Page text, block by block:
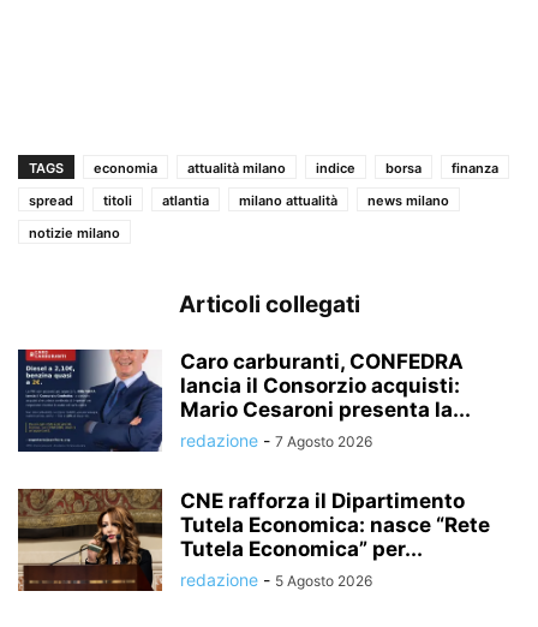
TAGS economia attualità milano indice borsa
finanza
spread
titoli atlantia milano attualità
news milano
notizie milano
Articoli collegati
Caro carburanti, CONFEDRA
lancia il Consorzio acquisti:
Mario Cesaroni presenta la...
redazione - 7 Agosto 2026
CNE rafforza il Dipartimento
Tutela Economica: nasce “Rete
Tutela Economica” per...
redazione - 5 Agosto 2026